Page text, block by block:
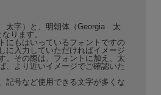
太字）と、明朝体（Georgia 太
ります。
にもはいっているフォントですの
に入力していただければイメージ
。その際は、フォントに加え、太
、より近いイメージでご確認いた
記号など使用できる文字が多くな